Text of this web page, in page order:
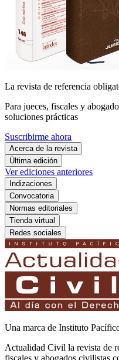
La revista de referencia
Para jueces, fiscales y
soluciones prácticas
Suscribirme ahora
Acerca de la revista
Última edición
Ver ediciones anteriores
Indizaciones
Convocatoria
Normas editoriales
Tienda virtual
Redes sociales
Una marca de Instituto
Actualidad Civil la revista de